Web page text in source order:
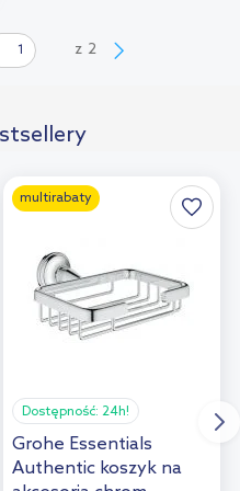
z 2
multirabaty
Dostępność: 24h!
Grohe Essentials
Authentic koszyk na